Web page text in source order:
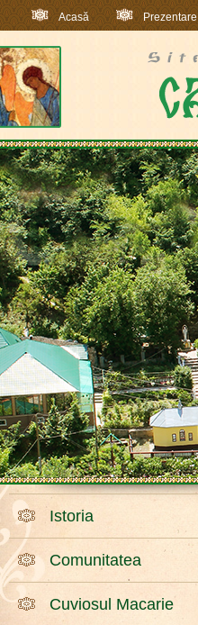
Acasă Prezentare
Istoria
Comunitatea
Cuviosul Macarie